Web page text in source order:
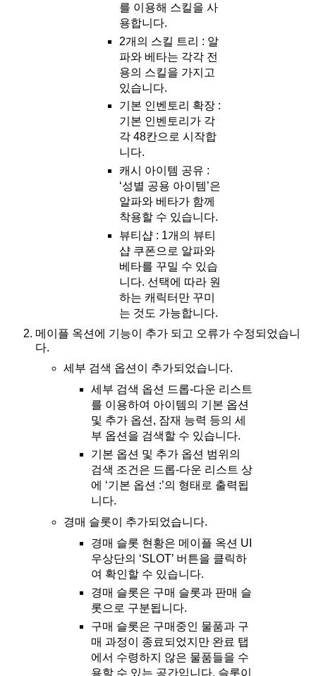
를 이용해 스킬을 사
용합니다.
2개의 스킬 트리 : 알
파와 베타는 각각 전
용의 스킬을 가지고
있습니다.
기본 인벤토리 확장 :
기본 인벤토리가 각
각 48칸으로 시작합
니다.
캐시 아이템 공유 :
‘성별 공용 아이템’은
알파와 베타가 함께
착용할 수 있습니다.
뷰티샵 : 1개의 뷰티
샵 쿠폰으로 알파와
베타를 꾸밀 수 있습
니다. 선택에 따라 원
하는 캐릭터만 꾸미
는 것도 가능합니다.
메이플 옥션에 기능이 추가 되고 오류가 수정되었습니
다.
세부 검색 옵션이 추가되었습니다.
세부 검색 옵션 드롭-다운 리스트
를 이용하여 아이템의 기본 옵션
및 추가 옵션, 잠재 능력 등의 세
부 옵션을 검색할 수 있습니다.
기본 옵션 및 추가 옵션 범위의
검색 조건은 드롭-다운 리스트 상
에 ‘기본 옵션 :’의 형태로 출력됩
니다.
경매 슬롯이 추가되었습니다.
경매 슬롯 현황은 메이플 옥션 UI
우상단의 ‘SLOT’ 버튼을 클릭하
여 확인할 수 있습니다.
경매 슬롯은 구매 슬롯과 판매 슬
롯으로 구분됩니다.
구매 슬롯은 구매중인 물품과 구
매 과정이 종료되었지만 완료 탭
에서 수령하지 않은 물품들을 수
용할 수 있는 공간입니다. 슬롯이